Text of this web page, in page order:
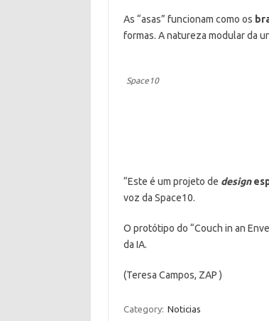
As “asas” funcionam como os
formas. A natureza modular da
Space10
“Este é um projeto de design
voz da Space10.
O protótipo do “Couch in an
da IA.
(Teresa Campos, ZAP )
Category: Noticias